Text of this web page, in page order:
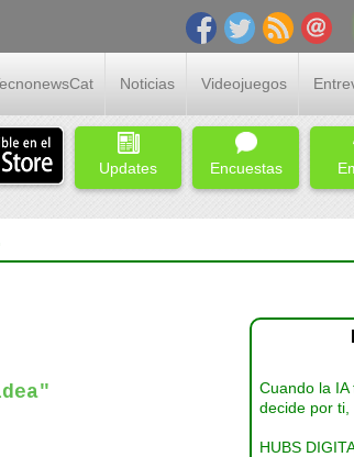
Noticias Videojuegos
Updates Encuestas
Cuando la
decide por ti,
HUBS